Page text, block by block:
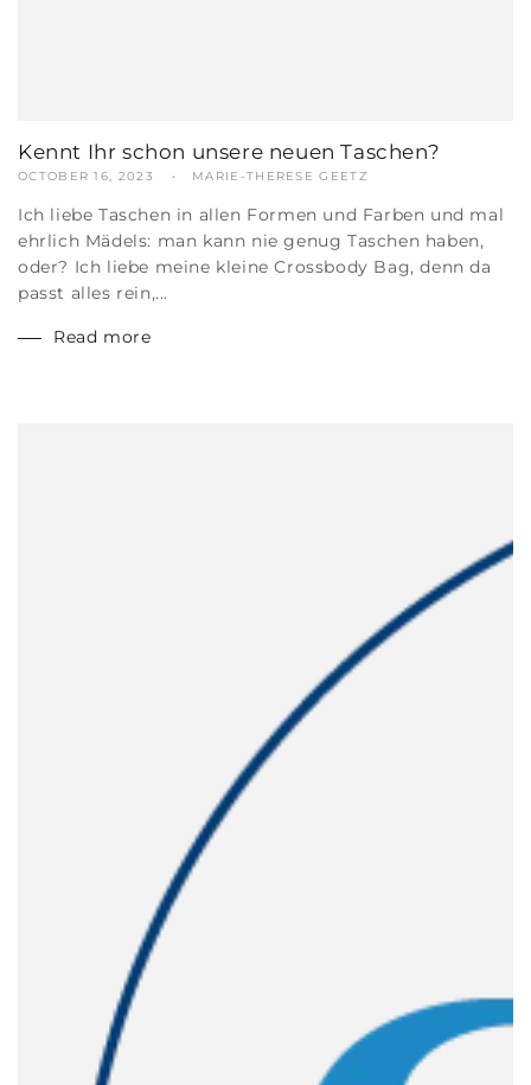
Kennt Ihr schon unsere neuen Taschen?
OCTOBER 16, 2023 MARIE-THERESE GEETZ
Ich liebe Taschen in allen Formen und Farben und mal
ehrlich Mädels: man kann nie genug Taschen haben,
oder? Ich liebe meine kleine Crossbody Bag, denn da
passt alles rein,...
Read more